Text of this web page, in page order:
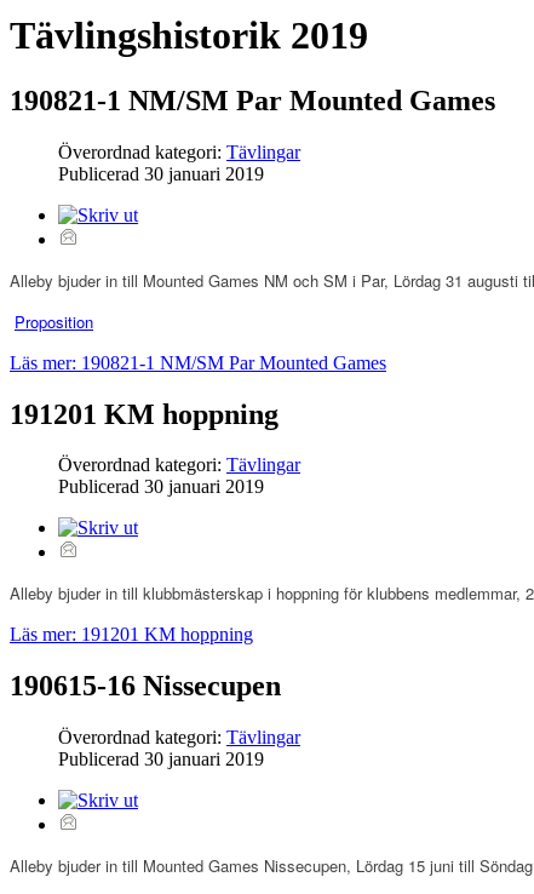
Tävlingshistorik 2019
190821-1 NM/SM Par Mounted Games
Överordnad kategori: Tävlingar
Publicerad 30 januari 2019
Alleby bjuder in till Mounted Games NM och SM i Par, Lördag 31 augusti
Proposition
Läs mer: 190821-1 NM/SM Par Mounted Games
191201 KM hoppning
Överordnad kategori: Tävlingar
Publicerad 30 januari 2019
Alleby bjuder in till klubbmästerskap i hoppning för klubbens medlemmar,
Läs mer: 191201 KM hoppning
190615-16 Nissecupen
Överordnad kategori: Tävlingar
Publicerad 30 januari 2019
Alleby bjuder in till Mounted Games Nissecupen, Lördag 15 juni till